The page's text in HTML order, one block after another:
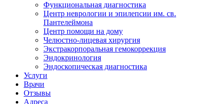
Функциональная диагностика
Центр неврологии и эпилепсии им. св.
Пантелеймона
Центр помощи на дому
Челюстно-лицевая хирургия
Экстракорпоральная гемокоррекция
Эндокринология
Эндоскопическая диагностика
Услуги
Врачи
Отзывы
Адреса